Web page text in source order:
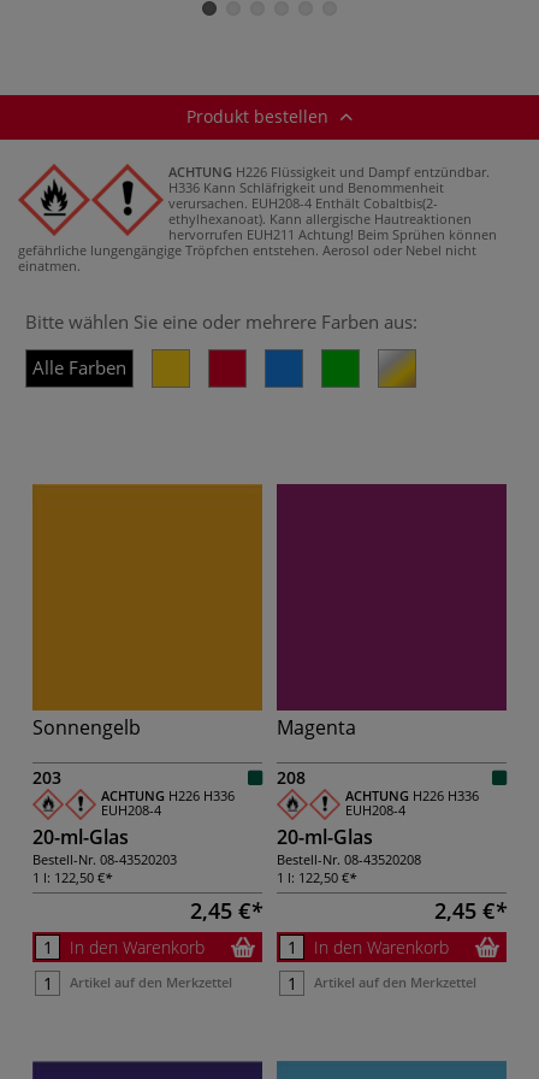
Produkt bestellen
ACHTUNG H226 Flüssigkeit und Dampf entzündbar.
H336 Kann Schläfrigkeit und Benommenheit
verursachen. EUH208-4 Enthält Cobaltbis(2-
ethylhexanoat). Kann allergische Hautreaktionen
hervorrufen EUH211 Achtung! Beim Sprühen können
gefährliche lungengängige Tröpfchen entstehen. Aerosol oder Nebel nicht
einatmen.
Bitte wählen Sie eine oder mehrere Farben aus:
Alle Farben
Sonnengelb
203
ACHTUNG H226 H336
EUH208-4
20-ml-Glas
Bestell-Nr. 08-43520203
1 l: 122,50 €
2,45 €
In den Warenkorb
Artikel auf den Merkzettel
Magenta
208
ACHTUNG H226 H336
EUH208-4
20-ml-Glas
Bestell-Nr. 08-43520208
1 l: 122,50 €
2,45 €
In den Warenkorb
Artikel auf den Merkzettel